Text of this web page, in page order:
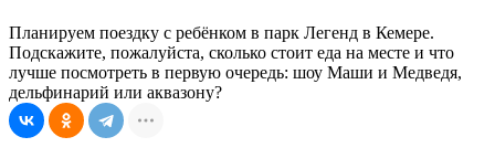
Планируем поездку с ребёнком в парк Легенд в Кемере.
Подскажите, пожалуйста, сколько стоит еда на месте и что
лучше посмотреть в первую очередь: шоу Маши и Медведя,
дельфинарий или аквазону?